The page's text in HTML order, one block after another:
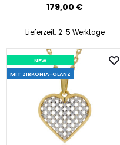
179,00 €
Lieferzeit: 2-5 Werktage
NEW
MIT ZIRKONIA-GLANZ